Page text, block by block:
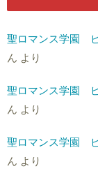
聖ロマンス学園
ん より
聖ロマンス学園
ん より
聖ロマンス学園
ん より